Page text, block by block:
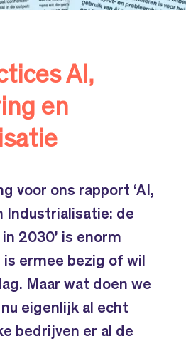
AI,
en
voor ons rapport ‘AI,
Industrialisatie: de
2030’ is enorm
ermee bezig of wil
Maar wat doen we
eigenlijk al echt
bedrijven er al de